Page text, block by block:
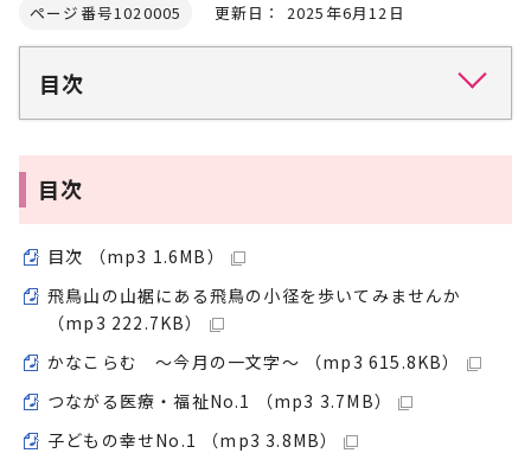
ページ番号1020005 更新日： 2025年6月12日
目次
目次
目次 （mp3 1.6MB）
飛鳥山の山裾にある飛鳥の小径を歩いてみませんか
（mp3 222.7KB）
かなこらむ ～今月の一文字～ （mp3 615.8KB）
つながる医療・福祉No.1 （mp3 3.7MB）
子どもの幸せNo.1 （mp3 3.8MB）